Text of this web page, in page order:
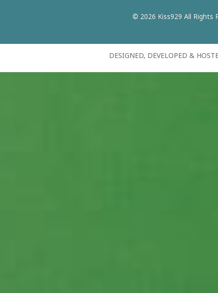
© 2026 Kiss929 All Rights
DESIGNED, DEVELOPED &